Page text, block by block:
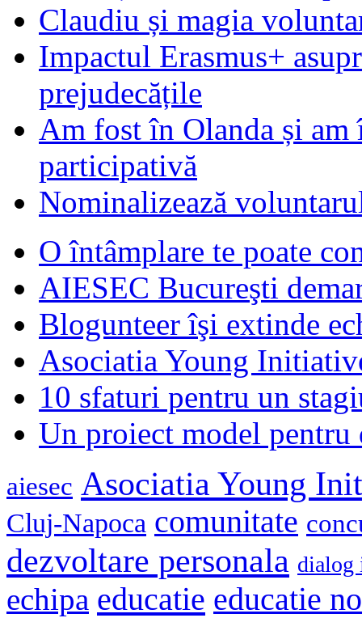
Claudiu și magia
Impactul Erasmus+
prejudecățile
Am fost în Olanda și am
participativă
Nominalizează
O întâmplare te poate
AIESEC Bucureşti
Blogunteer îşi extinde
Asociatia Young
10 sfaturi pentru un
Un proiect model
aiesec Asociatia Young
Cluj-Napoca comunitate
dezvoltare personala dialog
echipa educatie educatie